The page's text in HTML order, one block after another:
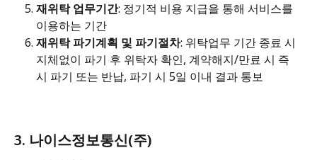
재위탁 업무기간: 정기적 비용 지급을 통해 서비스를
이용하는 기간
재위탁 파기계획 및 파기절차: 위탁업무 기간 종료 시
지체없이 파기 후 위탁자 확인, 계약해지/만료 시 즉
시 파기 또는 반납, 파기 시 5일 이내 결과 통보
3. 나이스정보통신(주)